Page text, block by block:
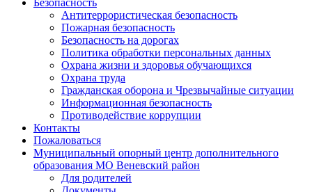
Безопасность
Антитеррористическая безопасность
Пожарная безопасность
Безопасность на дорогах
Политика обработки персональных данных
Охрана жизни и здоровья обучающихся
Охрана труда
Гражданская оборона и Чрезвычайные ситуации
Информационная безопасность
Противодействие коррупции
Контакты
Пожаловаться
Муниципальный опорный центр дополнительного
образования МО Веневский район
Для родителей